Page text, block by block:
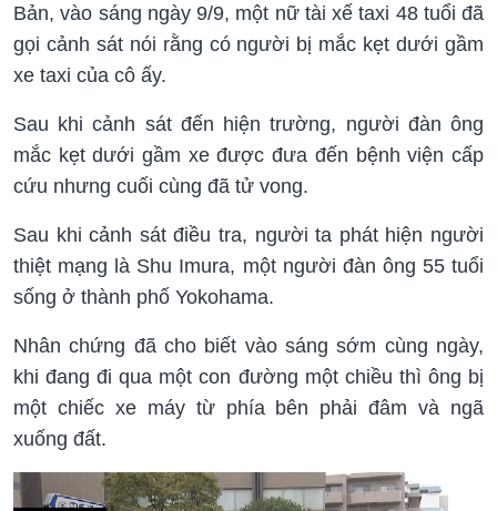
Bản, vào sáng ngày 9/9, một nữ tài xế taxi 48 tuổi đã
gọi cảnh sát nói rằng có người bị mắc kẹt dưới gầm
xe taxi của cô ấy.
Sau khi cảnh sát đến hiện trường, người đàn ông
mắc kẹt dưới gầm xe được đưa đến bệnh viện cấp
cứu nhưng cuối cùng đã tử vong.
Sau khi cảnh sát điều tra, người ta phát hiện người
thiệt mạng là Shu Imura, một người đàn ông 55 tuổi
sống ở thành phố Yokohama.
Nhân chứng đã cho biết vào sáng sớm cùng ngày,
khi đang đi qua một con đường một chiều thì ông bị
một chiếc xe máy từ phía bên phải đâm và ngã
xuống đất.